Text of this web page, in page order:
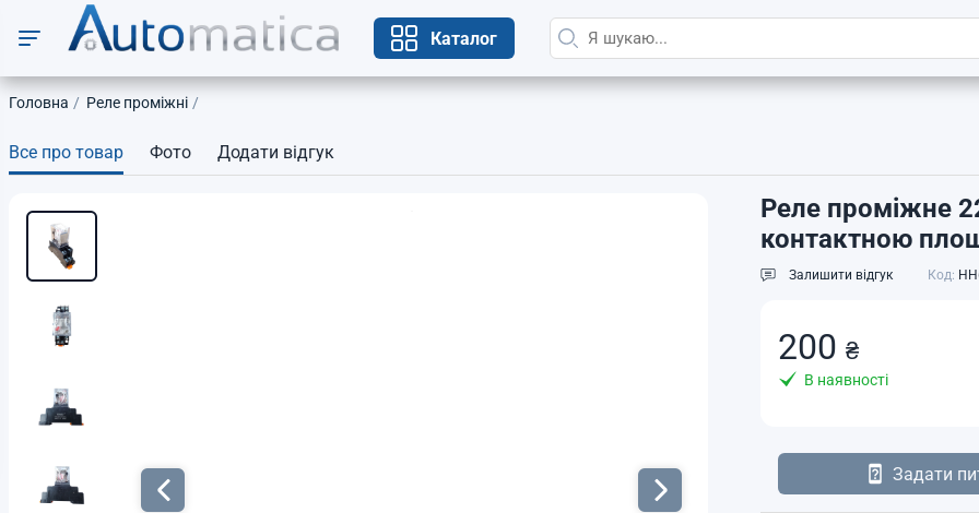
Каталог
Головна Реле проміжні
Все про товар Фото Додати відгук
Реле проміжне
контактною
Залишити відгук Код:
200 ₴
В наявності
Задати